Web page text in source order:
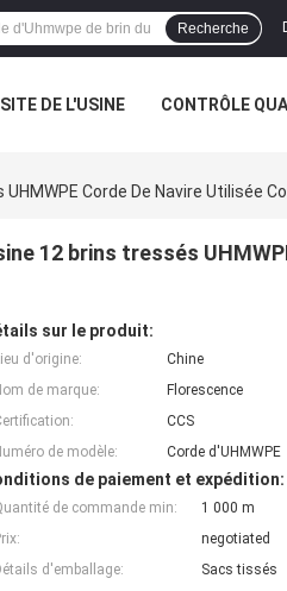
Recherche
DE L'USINE CONTRÔLE
Corde De Navire Utilisée
12 brins tressés
sur le produit:
d'origine:
Chine
de marque:
Florescence
CCS
de modèle:
Corde d'UHMWPE
de paiement et expédition:
de commande min:
1 000 m
negotiated
d'emballage:
Sacs tissés